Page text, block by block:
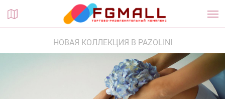
Планы этажей
НОВАЯ КОЛЛЕКЦИЯ В PAZOLINI